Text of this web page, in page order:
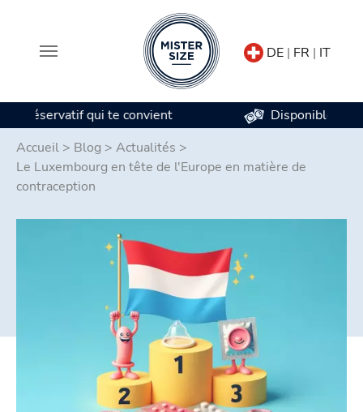
DE | FR | IT
Disponible en 7 tailles de préservatifs
Accueil > Blog > Actualités >
Le Luxembourg en tête de l'Europe en matière de
contraception